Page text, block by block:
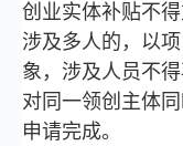
创业实体补贴不
涉及多人的，以
象，涉及人员不
对同一领创主体
申请完成。